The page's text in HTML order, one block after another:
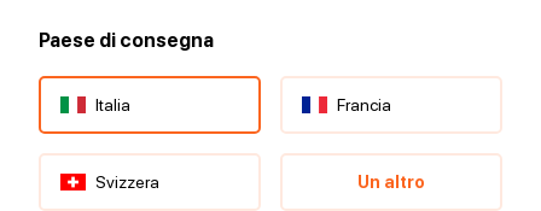
Paese di consegna
Italia Francia
Svizzera Un altro